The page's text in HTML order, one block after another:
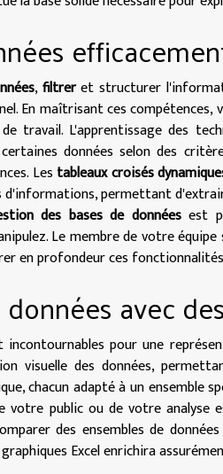
,filtreret structurer
En maîtrisant ces
travail. L'apprentissage des
données selon des
Les tableaux croisés
d'informations, permettant
des bases de donnéesest
Le membre de votre équipe
en profondeur ces
avec
incontournables pour une
visuelle des données,
chacun adapté à un ensemble
votre public ou de votre
des ensembles de
Excel enrichira